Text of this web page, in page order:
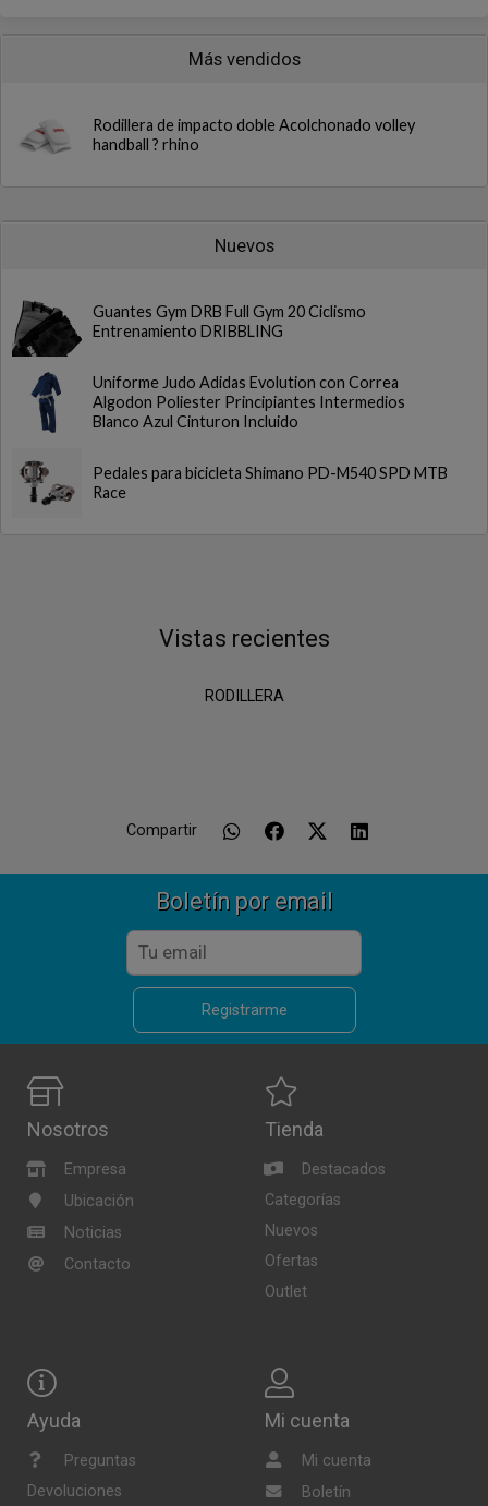
Más vendidos
Rodillera de impacto doble Acolchonado volley
handball ? rhino
Nuevos
Guantes Gym DRB Full Gym 20 Ciclismo
Entrenamiento DRIBBLING
Uniforme Judo Adidas Evolution con Correa
Algodon Poliester Principiantes Intermedios
Blanco Azul Cinturon Incluido
Pedales para bicicleta Shimano PD-M540 SPD MTB
Race
Vistas recientes
RODILLERA
Compartir
Boletín por email
Registrarme
Nosotros
Empresa
Ubicación
Noticias
Contacto
Tienda
Destacados
Categorías
Nuevos
Ofertas
Outlet
Ayuda
Preguntas
Devoluciones
Mi cuenta
Mi cuenta
Boletín